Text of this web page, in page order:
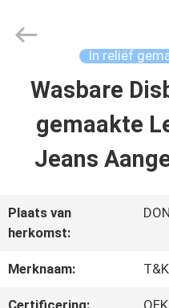
THUIS
PRODUCTEN
OVER
ONS
FABRIEKSREIS
Accessories
Co.,Ltd.
Reserved.
In reliëf
Wasbare
gemaakte
Jeans
Plaats van
herkomst:
Merknaam: T&K